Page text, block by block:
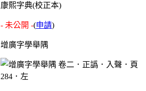
康熙字典(校正本)
- 未公開 -(申請)
增廣字學舉隅